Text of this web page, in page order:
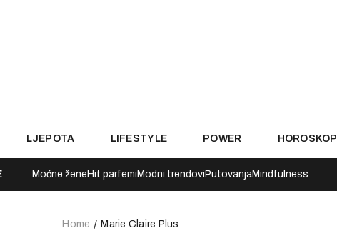
LJEPOTA LIFESTYLE POWER HOROSKOP
Moćne žene Hit parfemi Modni trendovi PutovanjaMindfulness
Home Marie Claire Plus